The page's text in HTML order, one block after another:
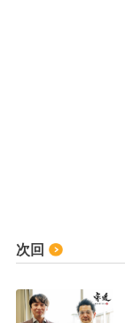
次回